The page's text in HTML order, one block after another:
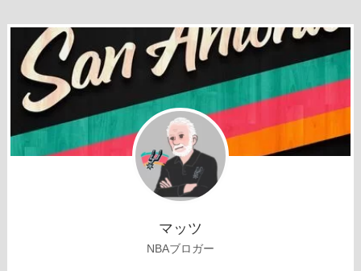
マッツ
NBAブロガー